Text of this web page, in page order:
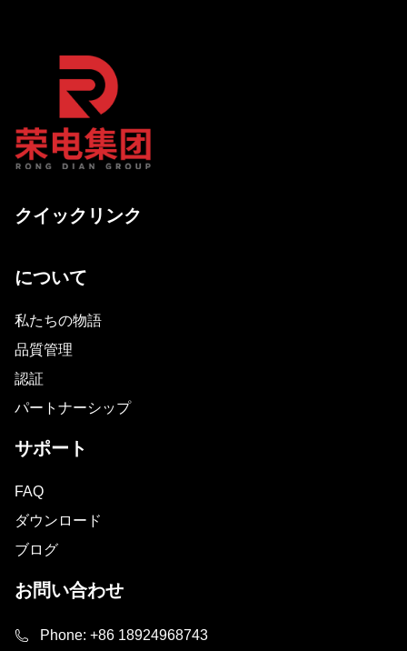
クイックリンク
について
私たちの物語
品質管理
認証
パートナーシップ
サポート
FAQ
ダウンロード
ブログ
お問い合わせ
Phone: +86 18924968743